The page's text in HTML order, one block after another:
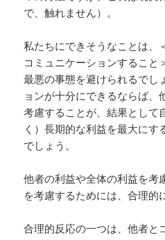
で、触れません）。
私たちにできそうなことは、
コミュニケーションすること
最悪の事態を避けられるでし
ョンが十分にできるならば、
考慮することが、結果として
く）長期的な利益を最大にす
でしょう。
他者の利益や全体の利益を考
を考慮するためには、合理的
合理的反応の一つは、他者と